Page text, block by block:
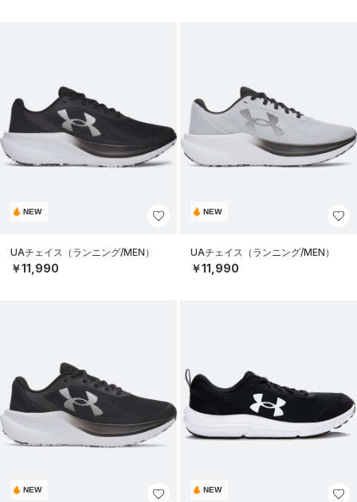
NEW
UAチェイス（ランニング/MEN）
￥11,990
NEW
UAチェイス（ランニング/MEN）
￥11,990
NEW NEW